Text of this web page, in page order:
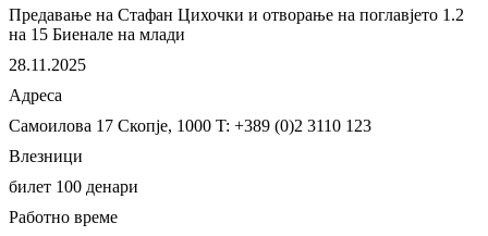
Предавање на Стафан Цихочки и отворање на поглавјето 1.2
на 15 Биенале на млади
28.11.2025
Адреса
Самоилова 17 Скопје, 1000 T: +389 (0)2 3110 123
Влезници
билет 100 денари
Работно време